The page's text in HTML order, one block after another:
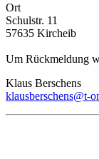
Ort
Schulstr. 11
57635 Kircheib
Um Rückmeldung
Klaus Berschens
klausberschens@t-